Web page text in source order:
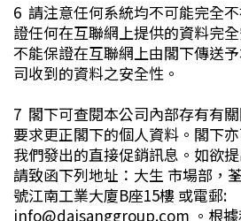
6 請注意任何系統均不可能完全
證任何在互聯網上提供的資料完
不能保證在互聯網上由閣下傳送
司收到的資料之安全性。
7 閣下可查閱本公司內部存有有
要求更正閣下的個人資料。閣下
我們發出的直接促銷訊息。如欲
請致函下列地址：大生 市場部，
號江南工業大廈B座15樓 或電郵:
info@daisanggroup.com 。根